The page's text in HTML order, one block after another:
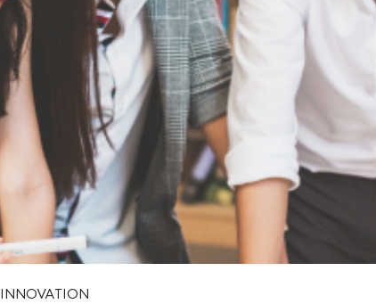
Italien
Luxemburg
Polen
Schweiz
Storbritannien
Österrike
INNOVATION